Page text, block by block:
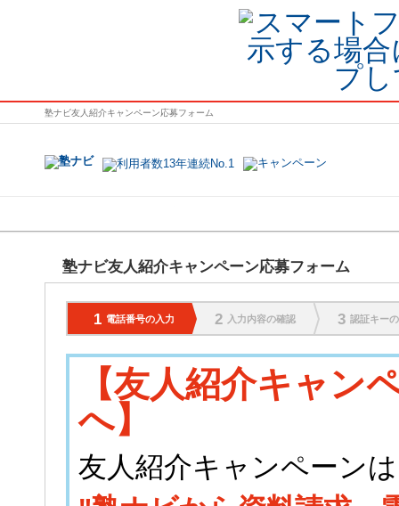
塾ナビ友人紹介キャンペーン応募フォーム
塾ナビ友人紹介キャンペーン応募フォーム
1 電話番号の入力 2 入力内容の確認 3 認証キー
【友人紹介キャン
へ】
友人紹介キャンペーン